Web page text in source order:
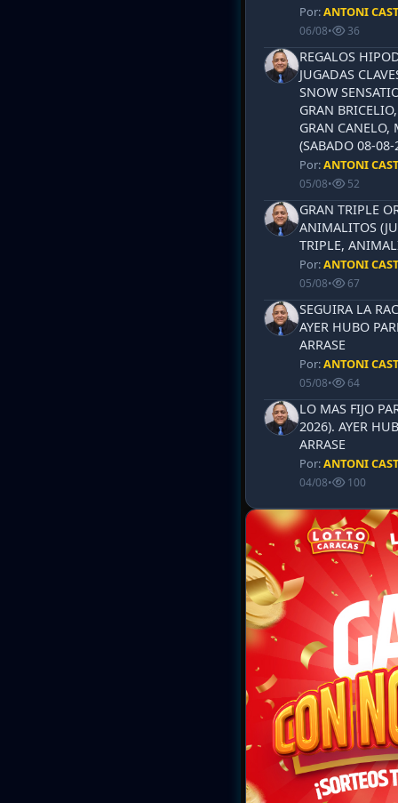
Por:ANTONI
06/08• 36
REGALOS
JUGADAS
SNOW
GRAN
GRAN CANELO,
(SABADO 08-
Por:ANTONI
05/08• 52
GRAN TRIPLE
ANIMALITOS
TRIPLE,
Por:ANTONI
05/08• 67
SEGUIRA LA
AYER HUBO
ARRASE
Por:ANTONI
05/08• 64
LO MAS FIJO
2026). AYER
ARRASE
Por:ANTONI
04/08• 100